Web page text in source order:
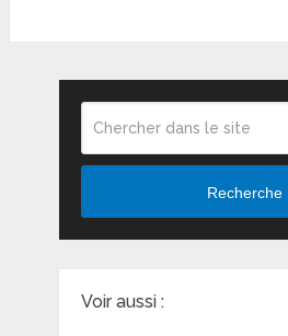
Recherche
Voir aussi :